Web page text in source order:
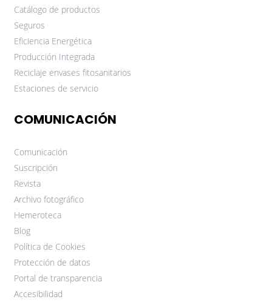
Catálogo de productos
Seguros
Eficiencia Energética
Producción Integrada
Reciclaje envases fitosanitarios
Estaciones de servicio
COMUNICACIÓN
Comunicación
Suscripción
Revista
Archivo fotográfico
Hemeroteca
Blog
Política de Cookies
Protección de datos
Portal de transparencia
Accesibilidad